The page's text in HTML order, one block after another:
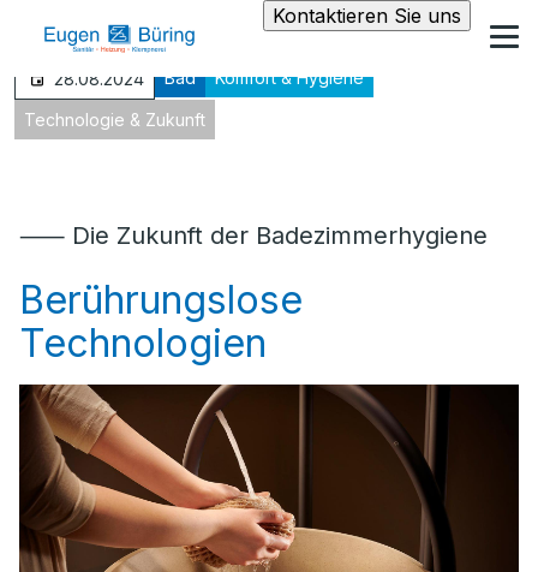
Kontaktieren Sie uns
28.08.2024 Bad Komfort & Hygiene
Technologie & Zukunft
⸺ Die Zukunft der Badezimmerhygiene
Berührungslose
Technologien